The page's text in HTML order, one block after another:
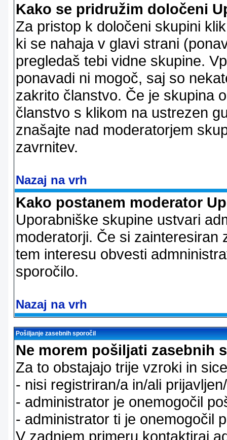
Kako se pridružim določeni
Za pristop k določeni skupini
ki se nahaja v glavi strani
pregledaš tebi vidne skupine.
ponavadi ni mogoč, saj so
zakrito članstvo. Če je skupina
članstvo s klikom na ustrezen
znašajte nad moderatorjem
zavrnitev.
Nazaj na vrh
Kako postanem moderator
Uporabniške skupine ustvari
moderatorji. Če si
tem interesu obvesti
sporočilo.
Nazaj na vrh
Pošiljanje zasebnih sporočil
Ne morem pošiljati zasebnih
Za to obstajajo trije vzroki in
- nisi registriran/a in/ali
- administrator je onemogočil
- administrator ti je onemogočil
V zadnjem primeru kontaktiraj